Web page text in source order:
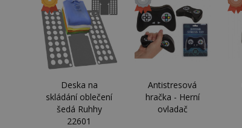
Deska na
skládání oblečení
šedá Ruhhy
22601
Antistresová
hračka - Herní
ovladač